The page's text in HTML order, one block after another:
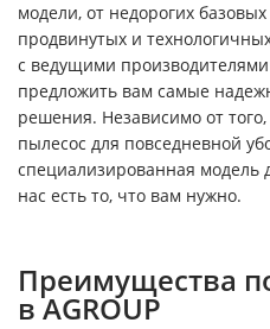
модели, от недорогих
продвинутых и
с ведущими
предложить вам самые
решения. Независимо от
пылесос для повседневной
специализированная модель
нас есть то, что вам нужно.
Преимущества
в AGROUP